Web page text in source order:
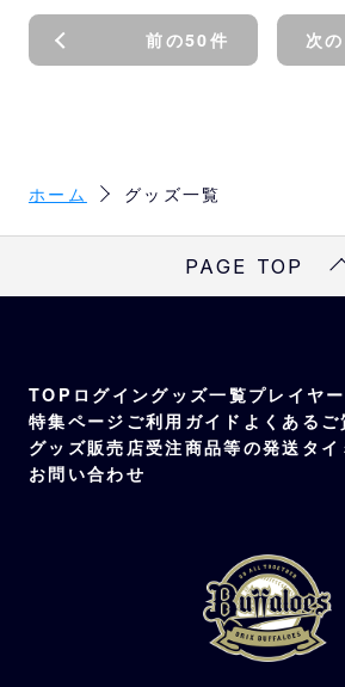
前の50件 次
ホーム グッズ一覧
PAGE TOP
TOP ログイングッズ一覧プレイヤ
特集ページ ご利用ガイド よくある
グッズ販売店受注商品等の発送タイ
お問い合わせ